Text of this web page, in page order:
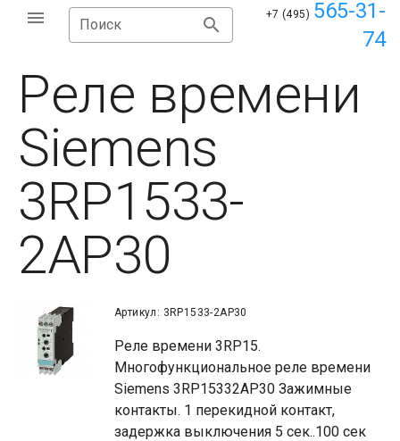
Поиск
+7 (495) 565-31-
74
Реле времени
Siemens
3RP1533-
2AP30
Артикул: 3RP1533-2AP30
Реле времени 3RP15.
Многофункциональное реле времени
Siemens 3RP15332AP30 Зажимные
контакты. 1 перекидной контакт,
задержка выключения 5 сек..100 сек